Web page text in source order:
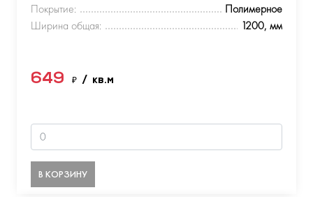
Покрытие:
Полимерное
Ширина общая:
1200, мм
649 ₽ / кв.м
В КОРЗИНУ